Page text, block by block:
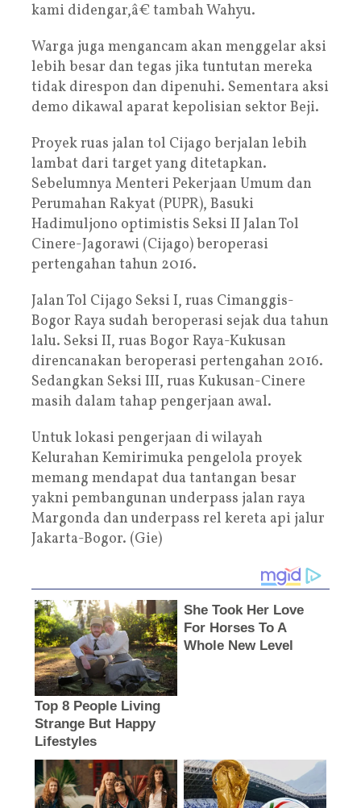
kami didengar,â€ tambah Wahyu.
Warga juga mengancam akan menggelar aksi
lebih besar dan tegas jika tuntutan mereka
tidak direspon dan dipenuhi. Sementara aksi
demo dikawal aparat kepolisian sektor Beji.
Proyek ruas jalan tol Cijago berjalan lebih
lambat dari target yang ditetapkan.
Sebelumnya Menteri Pekerjaan Umum dan
Perumahan Rakyat (PUPR), Basuki
Hadimuljono optimistis Seksi II Jalan Tol
Cinere-Jagorawi (Cijago) beroperasi
pertengahan tahun 2016.
Jalan Tol Cijago Seksi I, ruas Cimanggis-
Bogor Raya sudah beroperasi sejak dua tahun
lalu. Seksi II, ruas Bogor Raya-Kukusan
direncanakan beroperasi pertengahan 2016.
Sedangkan Seksi III, ruas Kukusan-Cinere
masih dalam tahap pengerjaan awal.
Untuk lokasi pengerjaan di wilayah
Kelurahan Kemirimuka pengelola proyek
memang mendapat dua tantangan besar
yakni pembangunan underpass jalan raya
Margonda dan underpass rel kereta api jalur
Jakarta-Bogor. (Gie)